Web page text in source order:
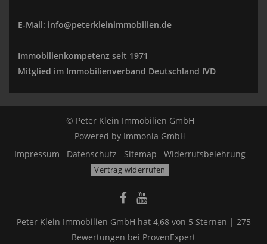
E-Mail: info@peterkleinimmobilien.de
Immobilienkompetenz seit 1971
Mitglied im Immobilienverband Deutschland IVD
© Peter Klein Immobilien GmbH
Powered by Immonia GmbH
Impressum
Datenschutz Sitemap Widerrufsbelehrung
Vertrag widerrufen
Peter Klein Immobilien GmbH hat 4,68von 5 Sternen | 275
Bewertungen bei ProvenExpert